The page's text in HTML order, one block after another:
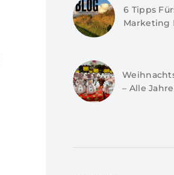
6 Tipps
Marketing
– Alle